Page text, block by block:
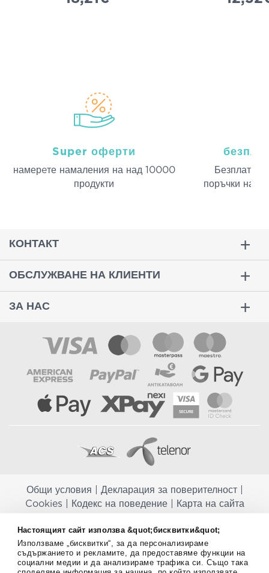
Настоящият сайт използва &quot;бисквитки&quot;
Използваме „бисквитки“, за да персонализираме
съдържанието и рекламите, да предоставяме функции на
социални медии и да анализираме трафика си. Също така
Super оферти
намерeте намаления на над 10000
продукти
Безплатна
поръчки над
КОНТАКТ
ОБСЛУЖВАНЕ НА КЛИЕНТИ
ЗА НАС
Общи условия Декларация за поверителност|
Cookies
Кодекс на поведение| Карта на сайта
Aptekapromahon.com ви информира, че хранителните добавки не
заместват балансираната диета и не са предназначени за
профилактика, лечение или лечение на човешки заболявания.
Консултирайте се с Вашия лекар, ако сте бременна, кърмите,
приемате лекарства или имате някакви здравословни проблеми,